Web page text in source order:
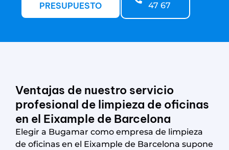
PRESUPUESTO
47 67
Ventajas de nuestro servicio
profesional de limpieza de oficinas
en el Eixample de Barcelona
Elegir a Bugamar como empresa de limpieza
de oficinas en el Eixample de Barcelona supone